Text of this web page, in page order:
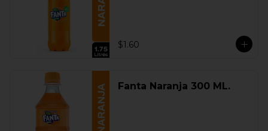
$1.60
Fanta Naranja 300 ML.